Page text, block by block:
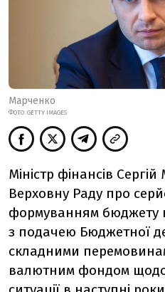
Марченко
ФОТО: GETTY IMAGES
Міністр фінансів
Верховну Раду про
формуванням бюджету
з подачею Бюджетної
складними
валютним фондом щодо